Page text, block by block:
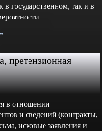
в государственном, так и в
претензионная
в отношении
и сведений (контракты,
исковые заявления и